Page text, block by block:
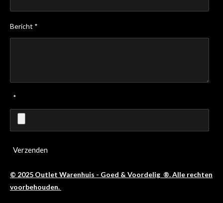
Bericht *
*
Verzenden
© 2025 Outlet Warenhuis - Goed & Voordelig ®. Alle rechten
voorbehouden.